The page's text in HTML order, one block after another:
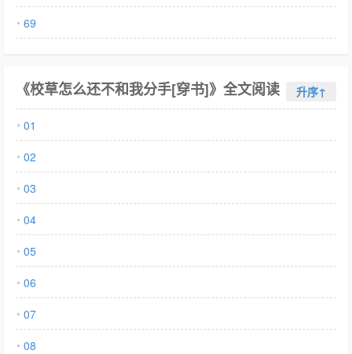
69
《校草怎么还不和我分手[穿书]》全文阅读 升序↑
01
02
03
04
05
06
07
08